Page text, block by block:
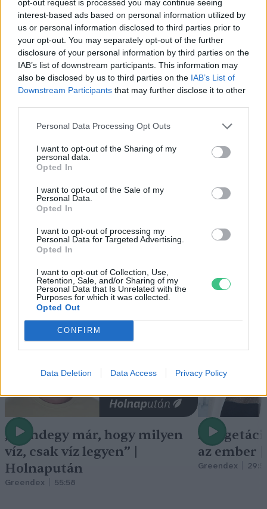
opt-out request is processed you may continue seeing
interest-based ads based on personal information utilized by
us or personal information disclosed to third parties prior to
your opt-out. You may separately opt-out of the further
disclosure of your personal information by third parties on the
IAB’s list of downstream participants. This information may
also be disclosed by us to third parties on the IAB’s List of
Downstream Participants that may further disclose it to other
Personal Data Processing Opt Outs
I want to opt-out of the Sharing of my
personal data.
Opted In
I want to opt-out of the Sale of my
Personal Data.
Opted In
I want to opt-out of processing my
Personal Data for Targeted Advertising.
Opted In
I want to opt-out of Collection, Use,
Retention, Sale, and/or Sharing of my
Personal Data that Is Unrelated with the
Purposes for which it was collected.
Opted Out
CONFIRM
Data Deletion Data Access Privacy Policy
ÉLŐ BOLYGÓNK 5 perc
Hogyan védekezzünk a hangyák ellen
természetes módon?
OTTHONUNK 5 perc
Nyersanyag, amit millió tonna szám
pazarolunk el, holott több fronton is
segíteni az élelmiszertermelést
Holnapután
„Mindegy már, hogy milyen
víz, csak víz legyen” |
Holnapután
Greendex 55:58
A
az ember
Greendex